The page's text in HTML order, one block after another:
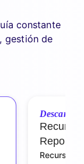
constante
gestión de
Reporte
Recursos